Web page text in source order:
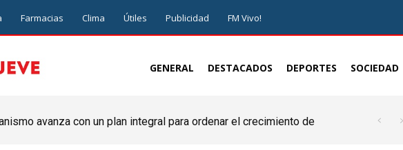
Farmacias Clima Útiles Publicidad FM Vivo!
GENERAL DESTACADOS DEPORTES SOCIEDAD
avanza con un plan integral para ordenar el crecimiento de